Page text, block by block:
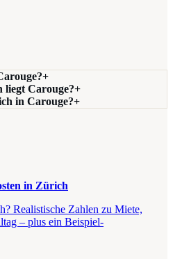
+
liegt Carouge?+
in Carouge?+
in Zürich
Realistische Zahlen zu Miete,
– plus ein Beispiel-